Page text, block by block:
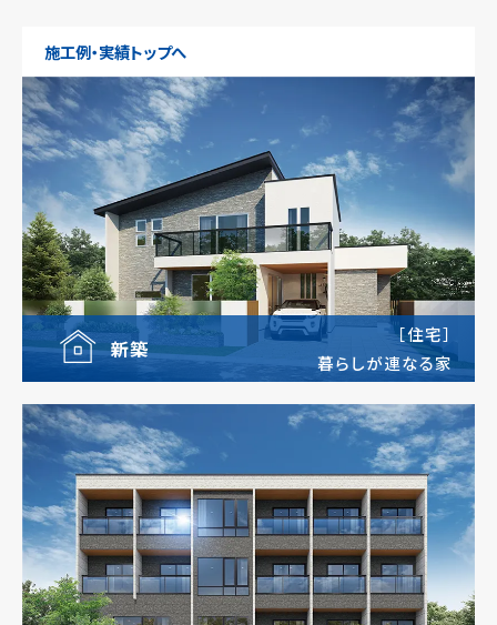
施工例・実績トップへ
新築
［住宅］
暮らしが連なる家